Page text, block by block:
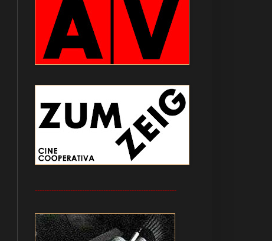
------------------------------------------------------------